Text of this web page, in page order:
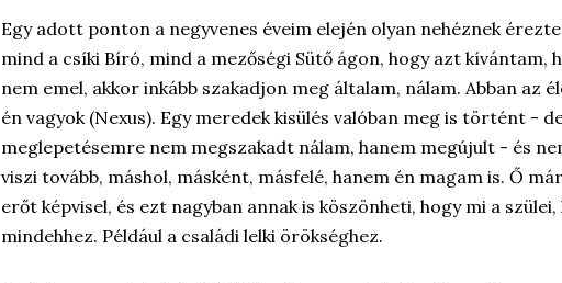
Egy adott ponton a negyvenes éveim elején olyan nehéznek
mind a csíki Bíró, mind a mezőségi Sütő ágon, hogy azt kívántam,
nem emel, akkor inkább szakadjon meg általam, nálam. Abban az
én vagyok (Nexus). Egy meredek kisülés valóban meg is történt -
meglepetésemre nem megszakadt nálam, hanem megújult - és
viszi tovább, máshol, másként, másfelé, hanem én magam is. Ő
erőt képvisel, és ezt nagyban annak is köszönheti, hogy mi a
mindehhez. Például a családi lelki örökséghez.